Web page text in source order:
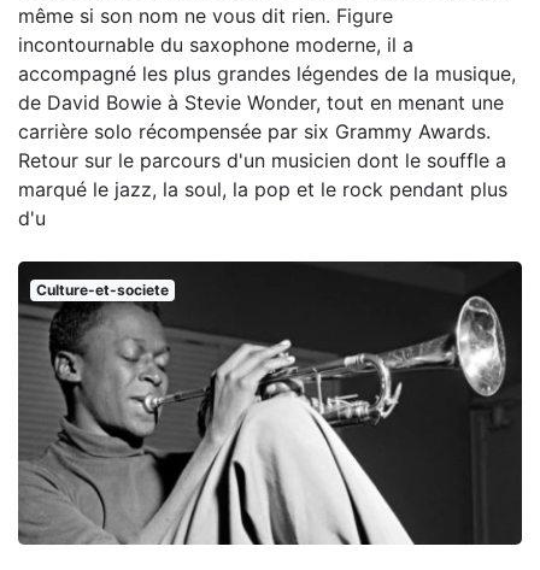
même si son nom ne vous dit rien. Figure
incontournable du saxophone moderne, il a
accompagné les plus grandes légendes de la musique,
de David Bowie à Stevie Wonder, tout en menant une
carrière solo récompensée par six Grammy Awards.
Retour sur le parcours d'un musicien dont le souffle a
marqué le jazz, la soul, la pop et le rock pendant plus
d'u
Culture-et-societe